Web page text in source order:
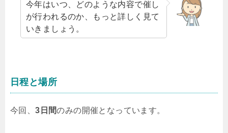
今年はいつ、どのような内容で催し
が行われるのか、もっと詳しく見て
いきましょう。
日程と場所
今回、3日間のみの開催となっています。